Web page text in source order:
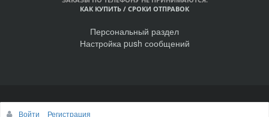
КАК КУПИТЬ / СРОКИ ОТПРАВОК
Персональный раздел
Настройка push сообщений
© Интернет-магазин ОПТ-ХОЗ, 2011-2026
Войти Регистрация